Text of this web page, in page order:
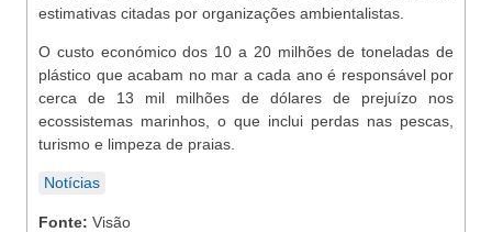
estimativas citadas por organizações ambientalistas.
O custo económico dos 10 a 20 milhões de toneladas de
plástico que acabam no mar a cada ano é responsável por
cerca de 13 mil milhões de dólares de prejuízo nos
ecossistemas marinhos, o que inclui perdas nas pescas,
turismo e limpeza de praias.
Notícias
Fonte: Visão